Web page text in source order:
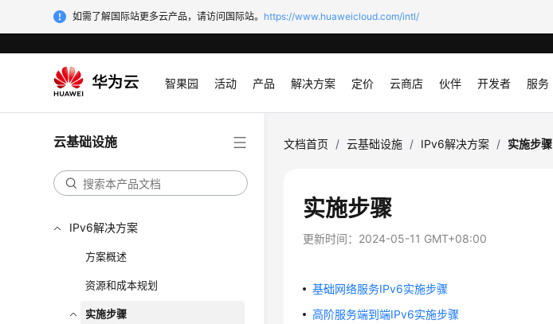
如需了解国际站更多云产品，请访问国际站。 https://www.huaweicloud.com/intl/
智果园 活动 产品 解决方案 定价 云商店 伙伴 开发者 服务
云基础设施
IPv6解决方案
方案概述
资源和成本规划
实施步骤
文档首页 / 云基础设施 / IPv6解决方案 / 实施步骤
实施步骤
更新时间： 2024-05-11 GMT+08:00
基础网络服务IPv6实施步骤
高阶服务端到端IPv6实施步骤